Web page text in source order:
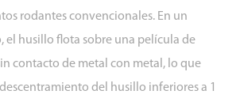
rodantes convencionales. En un
el husillo flota sobre una película de
contacto de metal con metal, lo que
del husillo inferiores a 1